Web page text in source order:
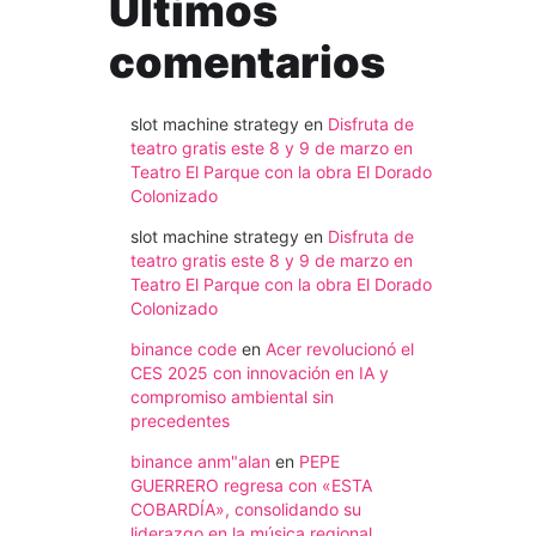
Ultimos
comentarios
slot machine strategy en Disfruta de
teatro gratis este 8 y 9 de marzo en
Teatro El Parque con la obra El Dorado
Colonizado
slot machine strategy en Disfruta de
teatro gratis este 8 y 9 de marzo en
Teatro El Parque con la obra El Dorado
Colonizado
binance code en Acer revolucionó el
CES 2025 con innovación en IA y
compromiso ambiental sin
precedentes
binance anm"alan en PEPE
GUERRERO regresa con «ESTA
COBARDÍA», consolidando su